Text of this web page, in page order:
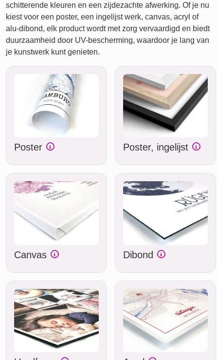
schitterende kleuren en een zijdezachte afwerking. Of je nu
kiest voor een poster, een ingelijst werk, canvas, acryl of
alu-dibond, elk product wordt met zorg vervaardigd en biedt
duurzaamheid door UV-bescherming, waardoor je lang van
je kunstwerk kunt genieten.
Poster Poster, ingelijst
Canvas Dibond